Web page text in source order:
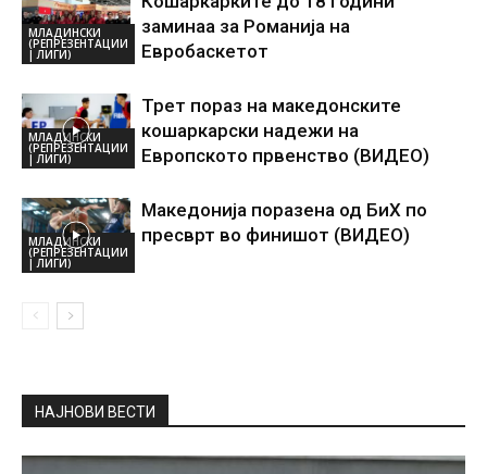
МЛАДИНСКИ
(РЕПРЕЗЕНТАЦИИ
| ЛИГИ)
заминаа за Романија на
Евробаскетот
МЛАДИНСКИ
(РЕПРЕЗЕНТАЦИИ
| ЛИГИ)
Трет пораз на македонските
кошаркарски надежи на
Европското првенство (ВИДЕО)
МЛАДИНСКИ
(РЕПРЕЗЕНТАЦИИ
| ЛИГИ)
Македонија поразена од БиХ по
пресврт во финишот (ВИДЕО)
НАЈНОВИ ВЕСТИ